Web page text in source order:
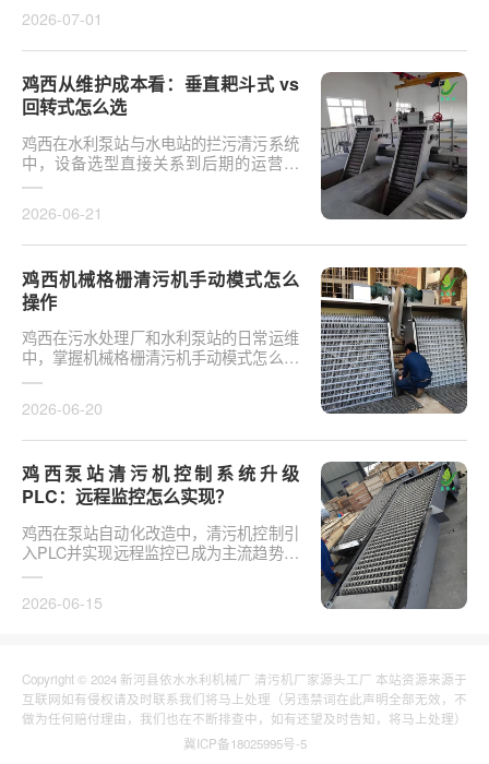
2026-07-01
鸡西从维护成本看：垂直耙斗式 vs
回转式怎么选
鸡西在水利泵站与水电站的拦污清污系统
中，设备选型直接关系到后期的运营开
支。探讨从维护成本看：垂直耙斗式 vs
2026-06-21
鸡西机械格栅清污机手动模式怎么
操作
鸡西在污水处理厂和水利泵站的日常运维
中，掌握机械格栅清污机手动模式怎么操
作是保障设备稳定运行的基础环节。以某
2026-06-20
鸡西泵站清污机控制系统升级
PLC：远程监控怎么实现？
鸡西在泵站自动化改造中，清污机控制引
入PLC并实现远程监控已成为主流趋势。
传统清污机多采用继电器硬接线，无法实
2026-06-15
Copyright © 2024 新河县依水水利机械厂 清污机厂家源头工厂 本站资源来源于
互联网如有侵权请及时联系我们将马上处理（另违禁词在此声明全部无效，不
做为任何赔付理由，我们也在不断排查中，如有还望及时告知，将马上处理）
冀ICP备18025995号-5